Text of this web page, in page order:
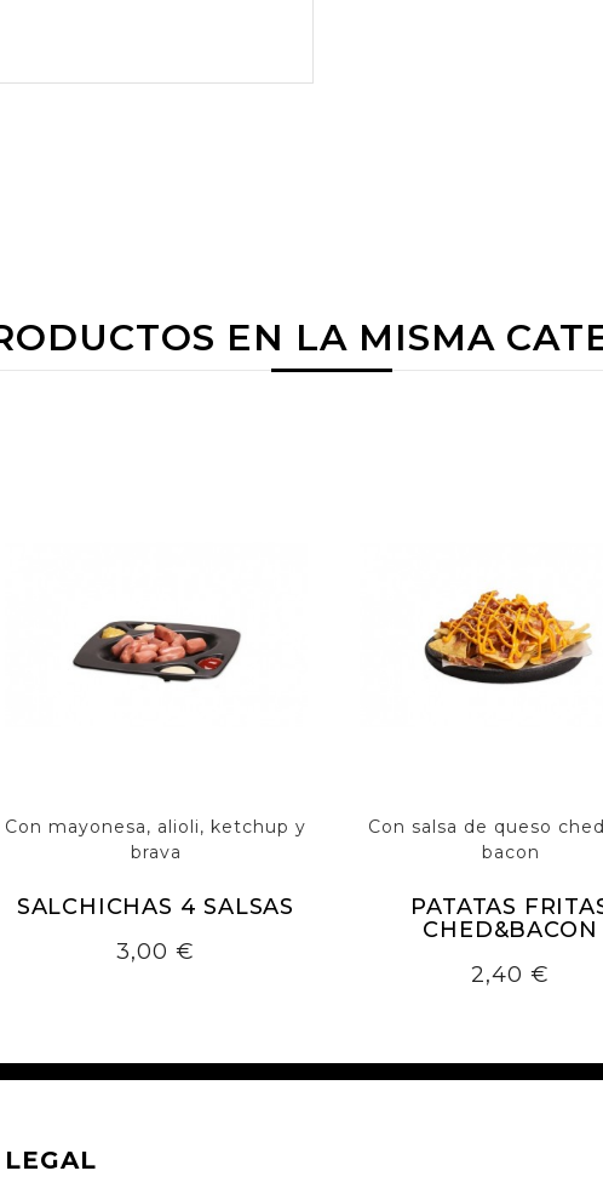
EN LA MISMA
Con mayonesa, alioli, ketchup y
brava
SALCHICHAS 4 SALSAS
Precio
3,00 €
Con salsa de queso
bacon
PATATAS
CHED&BACON
Precio
2,40 €
LEGAL